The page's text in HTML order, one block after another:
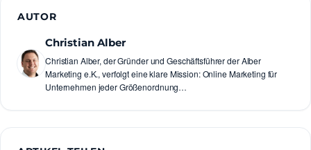
AUTOR
Christian Alber
Christian Alber, der Gründer und Geschäftsführer der Alber
Marketing e.K., verfolgt eine klare Mission: Online Marketing für
Unternehmen jeder Größenordnung…